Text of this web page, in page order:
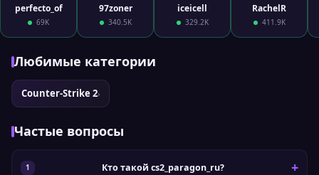
perfecto_of
69K
97zoner
340.5K
iceicell
329.2K
RachelR
411.9K
Любимые категории
Counter-Strike 2›
Частые вопросы
Кто такой cs2_paragon_ru?